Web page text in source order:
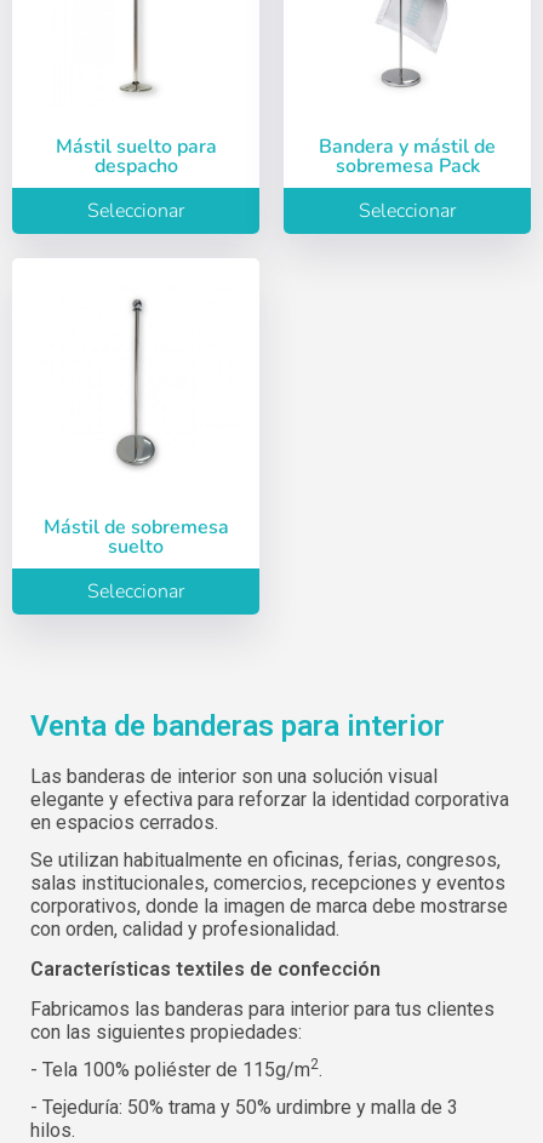
Mástil suelto para
despacho
Seleccionar
Bandera y mástil de
sobremesa Pack
Seleccionar
Mástil de sobremesa
suelto
Seleccionar
Venta de banderas para interior
Las banderas de interior son una solución visual
elegante y efectiva para reforzar la identidad corporativa
en espacios cerrados.
Se utilizan habitualmente en oficinas, ferias, congresos,
salas institucionales, comercios, recepciones y eventos
corporativos, donde la imagen de marca debe mostrarse
con orden, calidad y profesionalidad.
Características textiles de confección
Fabricamos las banderas para interior para tus clientes
con las siguientes propiedades:
- Tela 100% poliéster de 115g/m2.
- Tejeduría: 50% trama y 50% urdimbre y malla de 3
hilos.